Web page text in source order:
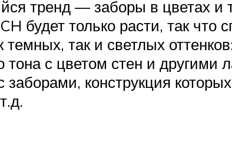
тренд — заборы в цветах и
будет только расти, так
так и светлых
тона с цветом стен и
заборами, конструкция